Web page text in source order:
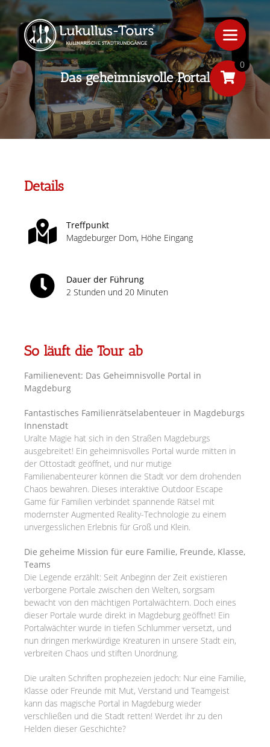
Das geheimnisvolle Portal
Details
Treffpunkt
Magdeburger Dom, Höhe Eingang
Dauer der Führung
2 Stunden und 20 Minuten
So läuft die Tour ab
Familienevent: Das Geheimnisvolle Portal in
Magdeburg
Fantastisches Familienrätselabenteuer in Magdeburgs
Innenstadt
Uralte Magie hat sich in den Straßen Magdeburgs
ausgebreitet! Ein geheimnisvolles Portal wurde mitten in
der Ottostadt geöffnet, und nur mutige
Familienabenteurer können die Stadt vor dem drohenden
Chaos bewahren. Dieses interaktive Outdoor Escape
Game für Familien verbindet spannende Rätsel mit
modernster Augmented Reality-Technologie zu einem
unvergesslichen Erlebnis für Groß und Klein.
Die geheime Mission für eure Familie, Freunde, Klasse,
Teams
Die Legende erzählt: Seit Anbeginn der Zeit existieren
verborgene Portale zwischen den Welten, sorgsam
bewacht von den mächtigen Portalwächtern. Doch eines
dieser Portale wurde direkt in Magdeburg geöffnet! Ein
Portalwächter wurde in tiefen Schlummer versetzt, und
nun dringen merkwürdige Kreaturen in unsere Stadt ein,
verbreiten Chaos und stiften Unordnung.
Die uralten Schriften prophezeien jedoch: Nur eine Familie,
Klasse oder Freunde mit Mut, Verstand und Teamgeist
kann das magische Portal in Magdeburg wieder
verschließen und die Stadt retten! Werdet ihr zu den
Helden dieser Geschichte?
0